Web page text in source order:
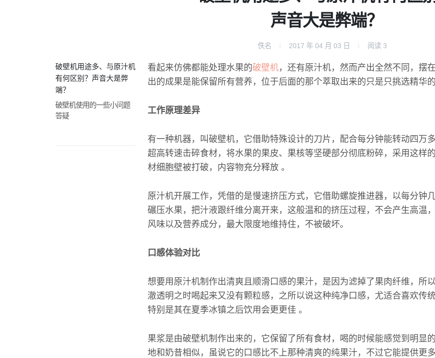
声音大是弊端？
佚名 2017 年 04 月 03 日 阅读 3
破壁机用途多、与原汁机
有何区别？声音大是弊
端？
破壁机使用的一些小问题
答疑
看起来仿佛都能处理水果的破壁机，还有原汁机，然而产出全然不同，摆
出的成果是能保留所有营养，位于后面的那个萃取出来的只是只挑选精华的
工作原理差异
有一种机器，叫破壁机，它借助特殊设计的刀片，配合每分钟能转动四万
超高转速击碎食材，将水果的果皮、果核等坚硬部分彻底粉碎，采用这样
材细胞壁被打破，内容物充分释放 。
原汁机开展工作，凭借的是慢速挤压方式，它借助螺旋推进器，以每分钟
碾压水果，把汁液跟纤维分离开来，这般温和的挤压过程，不会产生高温
风味以及营养成分，最大限度地维持住，不被破坏。
口感体验对比
想要用原汁机制作出清爽且顺滑口感的果汁，是因为滤掉了果肉纤维，所
澈透明之时喝起来又没有颗粒感，之所以说这种纯净口感，尤适合喜欢传统
特别是其在夏季冰镇之后饮用会更更佳 。
果浆是由破壁机制作出来的，它保留了所有食材，喝的时候能感觉到明显
地和奶昔相似，虽说它的口感比不上那种清爽的纯果汁，不过它能提供更